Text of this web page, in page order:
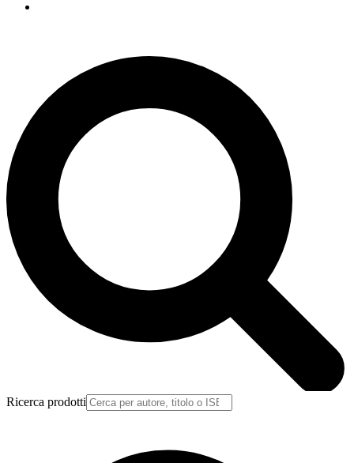
Ricerca prodotti